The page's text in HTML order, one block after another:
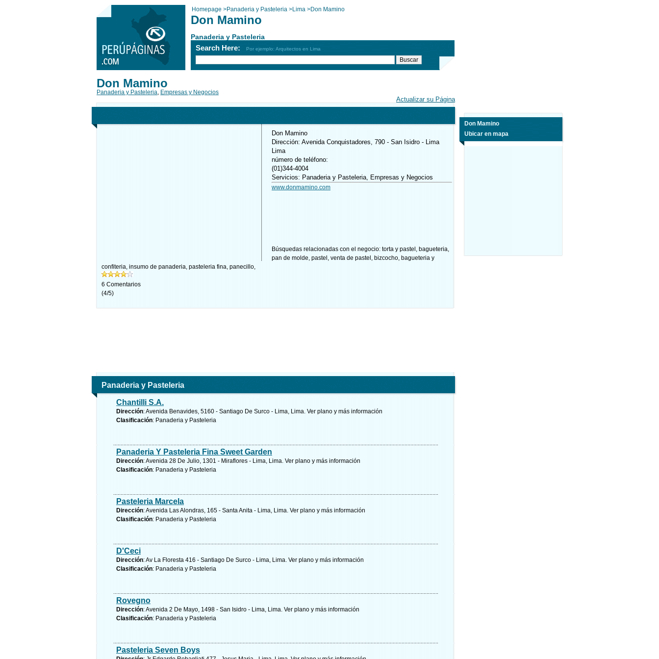
Homepage >Panaderia y Pasteleria >Lima >Don Mamino
Don Mamino
Panaderia y Pasteleria
Search Here: Por ejemplo: Arquitectos en Lima
Actualizar su Página
Don Mamino
Panaderia y Pasteleria, Empresas y Negocios
Don Mamino
Dirección: Avenida Conquistadores, 790 - San Isidro - Lima
Lima
número de teléfono:
(01)344-4004
Servicios: Panaderia y Pasteleria, Empresas y Negocios
www.donmamino.com
Búsquedas relacionadas con el negocio: torta y pastel , bagueteria,
pan de molde, pastel , venta de pastel , bizcocho, bagueteria y
confiteria, insumo de panaderia, pasteleria fina, panecillo,
6 Comentarios
(4/5)
Panaderia y Pasteleria
Chantilli S.A.
Dirección: Avenida Benavides, 5160 - Santiago De Surco - Lima, Lima. Ver plano y más información
Clasificación: Panaderia y Pasteleria
Panaderia Y Pasteleria Fina Sweet Garden
Dirección: Avenida 28 De Julio, 1301 - Miraflores - Lima, Lima. Ver plano y más información
Clasificación: Panaderia y Pasteleria
Pasteleria Marcela
Dirección: Avenida Las Alondras, 165 - Santa Anita - Lima, Lima. Ver plano y más información
Clasificación: Panaderia y Pasteleria
D'Ceci
Dirección: Av La Floresta 416 - Santiago De Surco - Lima, Lima. Ver plano y más información
Clasificación: Panaderia y Pasteleria
Rovegno
Dirección: Avenida 2 De Mayo, 1498 - San Isidro - Lima, Lima. Ver plano y más información
Clasificación: Panaderia y Pasteleria
Pasteleria Seven Boys
Don Mamino
Ubicar en mapa